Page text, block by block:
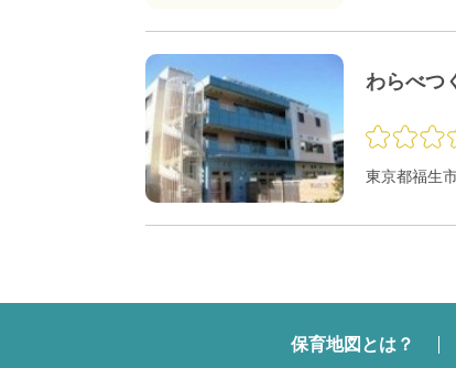
わらべつ
東京都福生
保育地図とは？